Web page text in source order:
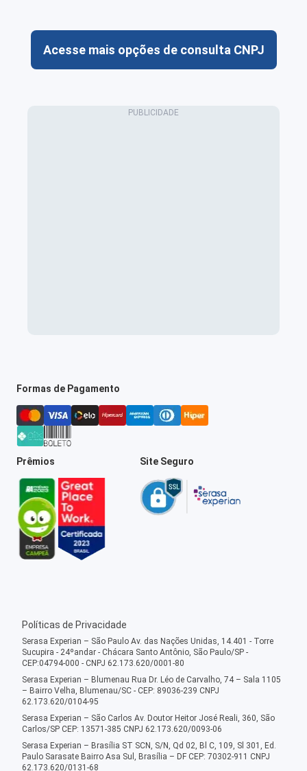
Acesse mais opções de consulta CNPJ
Formas de Pagamento
Prêmios Site Seguro
Políticas de Privacidade
Serasa Experian – São Paulo Av. das Nações Unidas, 14.401 - Torre
Sucupira - 24ºandar - Chácara Santo Antônio, São Paulo/SP -
CEP:04794-000 - CNPJ 62.173.620/0001-80
Serasa Experian – Blumenau Rua Dr. Léo de Carvalho, 74 – Sala 1105
– Bairro Velha, Blumenau/SC - CEP: 89036-239 CNPJ
62.173.620/0104-95
Serasa Experian – São Carlos Av. Doutor Heitor José Reali, 360, São
Carlos/SP CEP: 13571-385 CNPJ 62.173.620/0093-06
Serasa Experian – Brasília ST SCN, S/N, Qd 02, Bl C, 109, Sl 301, Ed.
Paulo Sarasate Bairro Asa Sul, Brasília – DF CEP: 70302-911 CNPJ
62.173.620/0131-68